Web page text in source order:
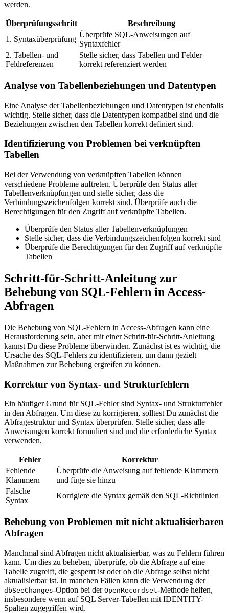
werden.
Überprüfungsschritt
Beschreibung
1. Syntaxüberprüfung
Überprüfe SQL-Anweisungen auf
Syntaxfehler
2. Tabellen- und
Feldreferenzen
Stelle sicher, dass Tabellen und Felder
korrekt referenziert werden
Analyse von Tabellenbeziehungen und Datentypen
Eine Analyse der Tabellenbeziehungen und Datentypen ist ebenfalls
wichtig. Stelle sicher, dass die Datentypen kompatibel sind und die
Beziehungen zwischen den Tabellen korrekt definiert sind.
Identifizierung von Problemen bei verknüpften
Tabellen
Bei der Verwendung von verknüpften Tabellen können
verschiedene Probleme auftreten. Überprüfe den Status aller
Tabellenverknüpfungen und stelle sicher, dass die
Verbindungszeichenfolgen korrekt sind. Überprüfe auch die
Berechtigungen für den Zugriff auf verknüpfte Tabellen.
Überprüfe den Status aller Tabellenverknüpfungen
Stelle sicher, dass die Verbindungszeichenfolgen korrekt sind
Überprüfe die Berechtigungen für den Zugriff auf verknüpfte
Tabellen
Schritt-für-Schritt-Anleitung zur
Behebung von SQL-Fehlern in Access-
Abfragen
Die Behebung von SQL-Fehlern in Access-Abfragen kann eine
Herausforderung sein, aber mit einer Schritt-für-Schritt-Anleitung
kannst Du diese Probleme überwinden. Zunächst ist es wichtig, die
Ursache des SQL-Fehlers zu identifizieren, um dann gezielt
Maßnahmen zur Behebung ergreifen zu können.
Korrektur von Syntax- und Strukturfehlern
Ein häufiger Grund für SQL-Fehler sind Syntax- und Strukturfehler
in den Abfragen. Um diese zu korrigieren, solltest Du zunächst die
Abfragestruktur und Syntax überprüfen. Stelle sicher, dass alle
Anweisungen korrekt formuliert sind und die erforderliche Syntax
verwenden.
Fehler
Korrektur
Fehlende
Klammern
Überprüfe die Anweisung auf fehlende Klammern
und füge sie hinzu
Falsche
Syntax
Korrigiere die Syntax gemäß den SQL-Richtlinien
Behebung von Problemen mit nicht aktualisierbaren
Abfragen
Manchmal sind Abfragen nicht aktualisierbar, was zu Fehlern führen
kann. Um dies zu beheben, überprüfe, ob die Abfrage auf eine
Tabelle zugreift, die gesperrt ist oder ob die Abfrage selbst nicht
aktualisierbar ist. In manchen Fällen kann die Verwendung der
dbSeeChanges-Option bei der OpenRecordset-Methode helfen,
insbesondere wenn auf SQL Server-Tabellen mit IDENTITY-
Spalten zugegriffen wird.